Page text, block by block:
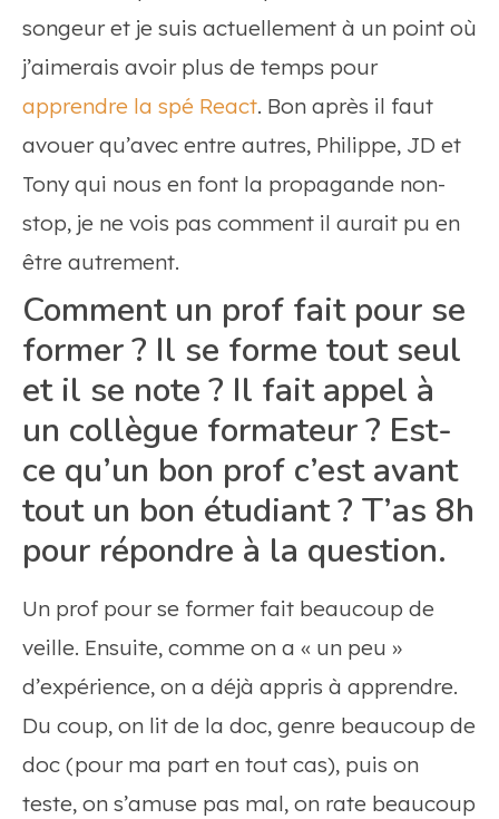
songeur et je suis actuellement à un point où
j’aimerais avoir plus de temps pour
apprendre la spé React. Bon après il faut
avouer qu’avec entre autres, Philippe, JD et
Tony qui nous en font la propagande non-
stop, je ne vois pas comment il aurait pu en
être autrement.
Comment un prof fait pour se
former ? Il se forme tout seul
et il se note ? Il fait appel à
un collègue formateur ? Est-
ce qu’un bon prof c’est avant
tout un bon étudiant ? T’as 8h
pour répondre à la question.
Un prof pour se former fait beaucoup de
veille. Ensuite, comme on a « un peu »
d’expérience, on a déjà appris à apprendre.
Du coup, on lit de la doc, genre beaucoup de
doc (pour ma part en tout cas), puis on
teste, on s’amuse pas mal, on rate beaucoup